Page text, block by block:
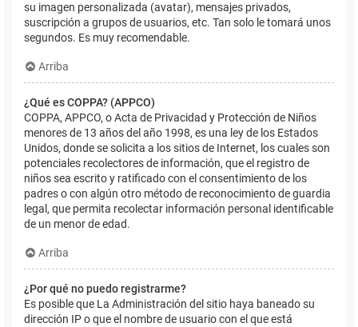
su imagen personalizada (avatar), mensajes privados,
suscripción a grupos de usuarios, etc. Tan solo le tomará unos
segundos. Es muy recomendable.
Arriba
¿Qué es COPPA? (APPCO)
COPPA, APPCO, o Acta de Privacidad y Protección de Niños
menores de 13 años del año 1998, es una ley de los Estados
Unidos, donde se solicita a los sitios de Internet, los cuales son
potenciales recolectores de información, que el registro de
niños sea escrito y ratificado con el consentimiento de los
padres o con algún otro método de reconocimiento de guardia
legal, que permita recolectar información personal identificable
de un menor de edad.
Arriba
¿Por qué no puedo registrarme?
Es posible que La Administración del sitio haya baneado su
dirección IP o que el nombre de usuario con el que está